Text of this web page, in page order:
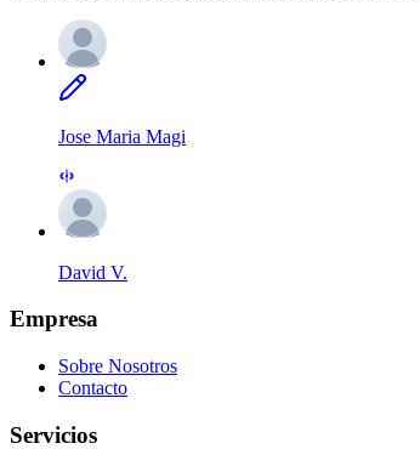
Jose Maria Magi
David V.
Empresa
Sobre Nosotros
Contacto
Servicios